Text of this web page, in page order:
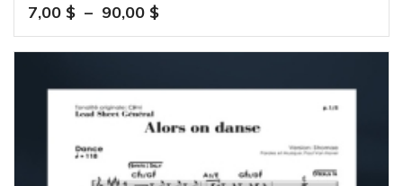
7,00 $ – 90,00 $Plage
de
prix :
à